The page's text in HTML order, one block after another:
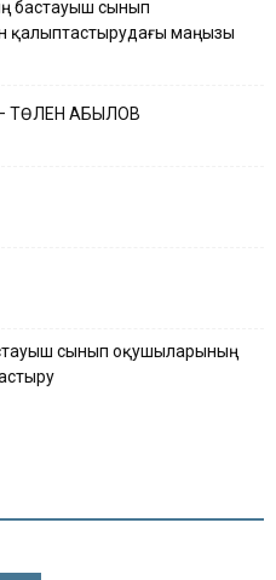
бастауыш сынып
қалыптастырудағы маңызы
ҚАБЫЛОВ
сынып оқушыларының